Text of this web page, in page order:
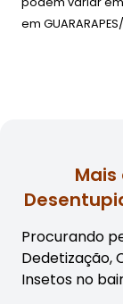
em
Procurando
Dedetização,
Insetos no